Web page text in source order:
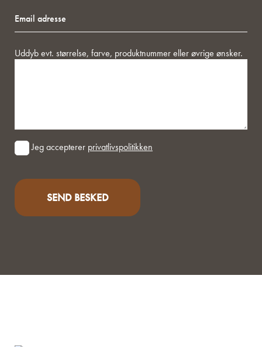
adresse
Besked
Uddyb evt. størrelse, farve, produktnummer eller øvrige ønsker.
ConsentJeg accepterer privatlivspolitikken